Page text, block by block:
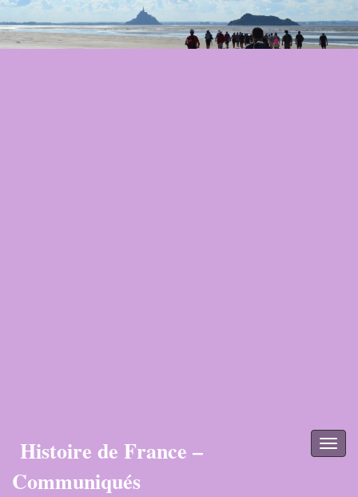
Histoire de France –
Communiqués